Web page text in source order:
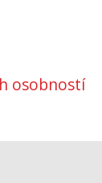
osobností